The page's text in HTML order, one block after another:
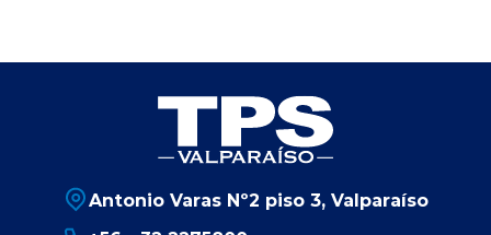
Antonio Varas Nº2 piso 3, Valparaíso